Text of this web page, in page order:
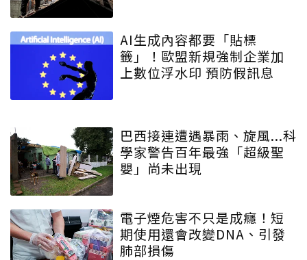
AI生成內容都要「貼標
籤」！歐盟新規強制企業加
上數位浮水印 預防假訊息
巴西接連遭遇暴雨、旋風...科
學家警告百年最強「超級聖
嬰」尚未出現
電子煙危害不只是成癮！短
期使用還會改變DNA、引發
肺部損傷